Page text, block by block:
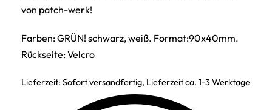
von patch-werk!
Farben: GRÜN! schwarz, weiß. Format:90x40mm.
Rückseite: Velcro
Lieferzeit: Sofort versandfertig, Lieferzeit ca. 1-3 Werktage